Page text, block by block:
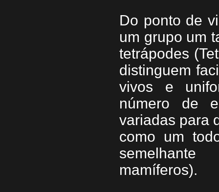
Do ponto de
um grupo um
tetrápodes
distinguem
vivos e
número de
variadas para
como um
mamíferos).